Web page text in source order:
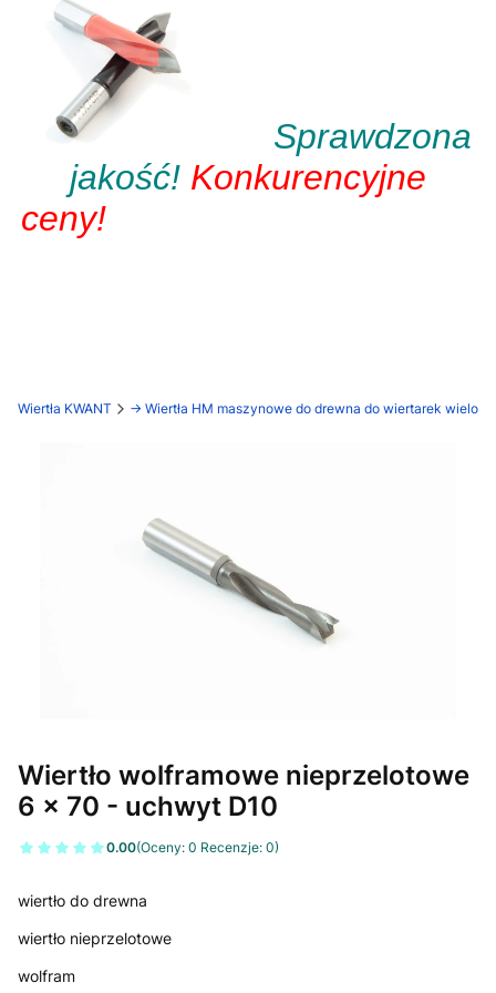
Sprawdzona
jakość! Konkurencyjne
ceny!
Wiertła KWANT -> Wiertła HM maszynowe do drewna do wiertarek
Wiertło wolframowe nieprzelotowe
6 x 70 - uchwyt D10
0.00(Oceny: 0 Recenzje: 0)
wiertło do drewna
wiertło nieprzelotowe
wolfram